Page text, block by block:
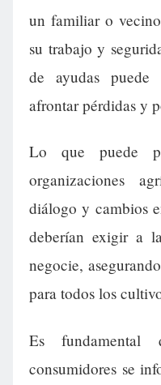
un familiar o
su trabajo y
de ayudas puede
afrontar pérdidas y
Lo que puede
organizaciones
diálogo y cambios
deberían exigir a
negocie,
para todos los
Es
consumidores se